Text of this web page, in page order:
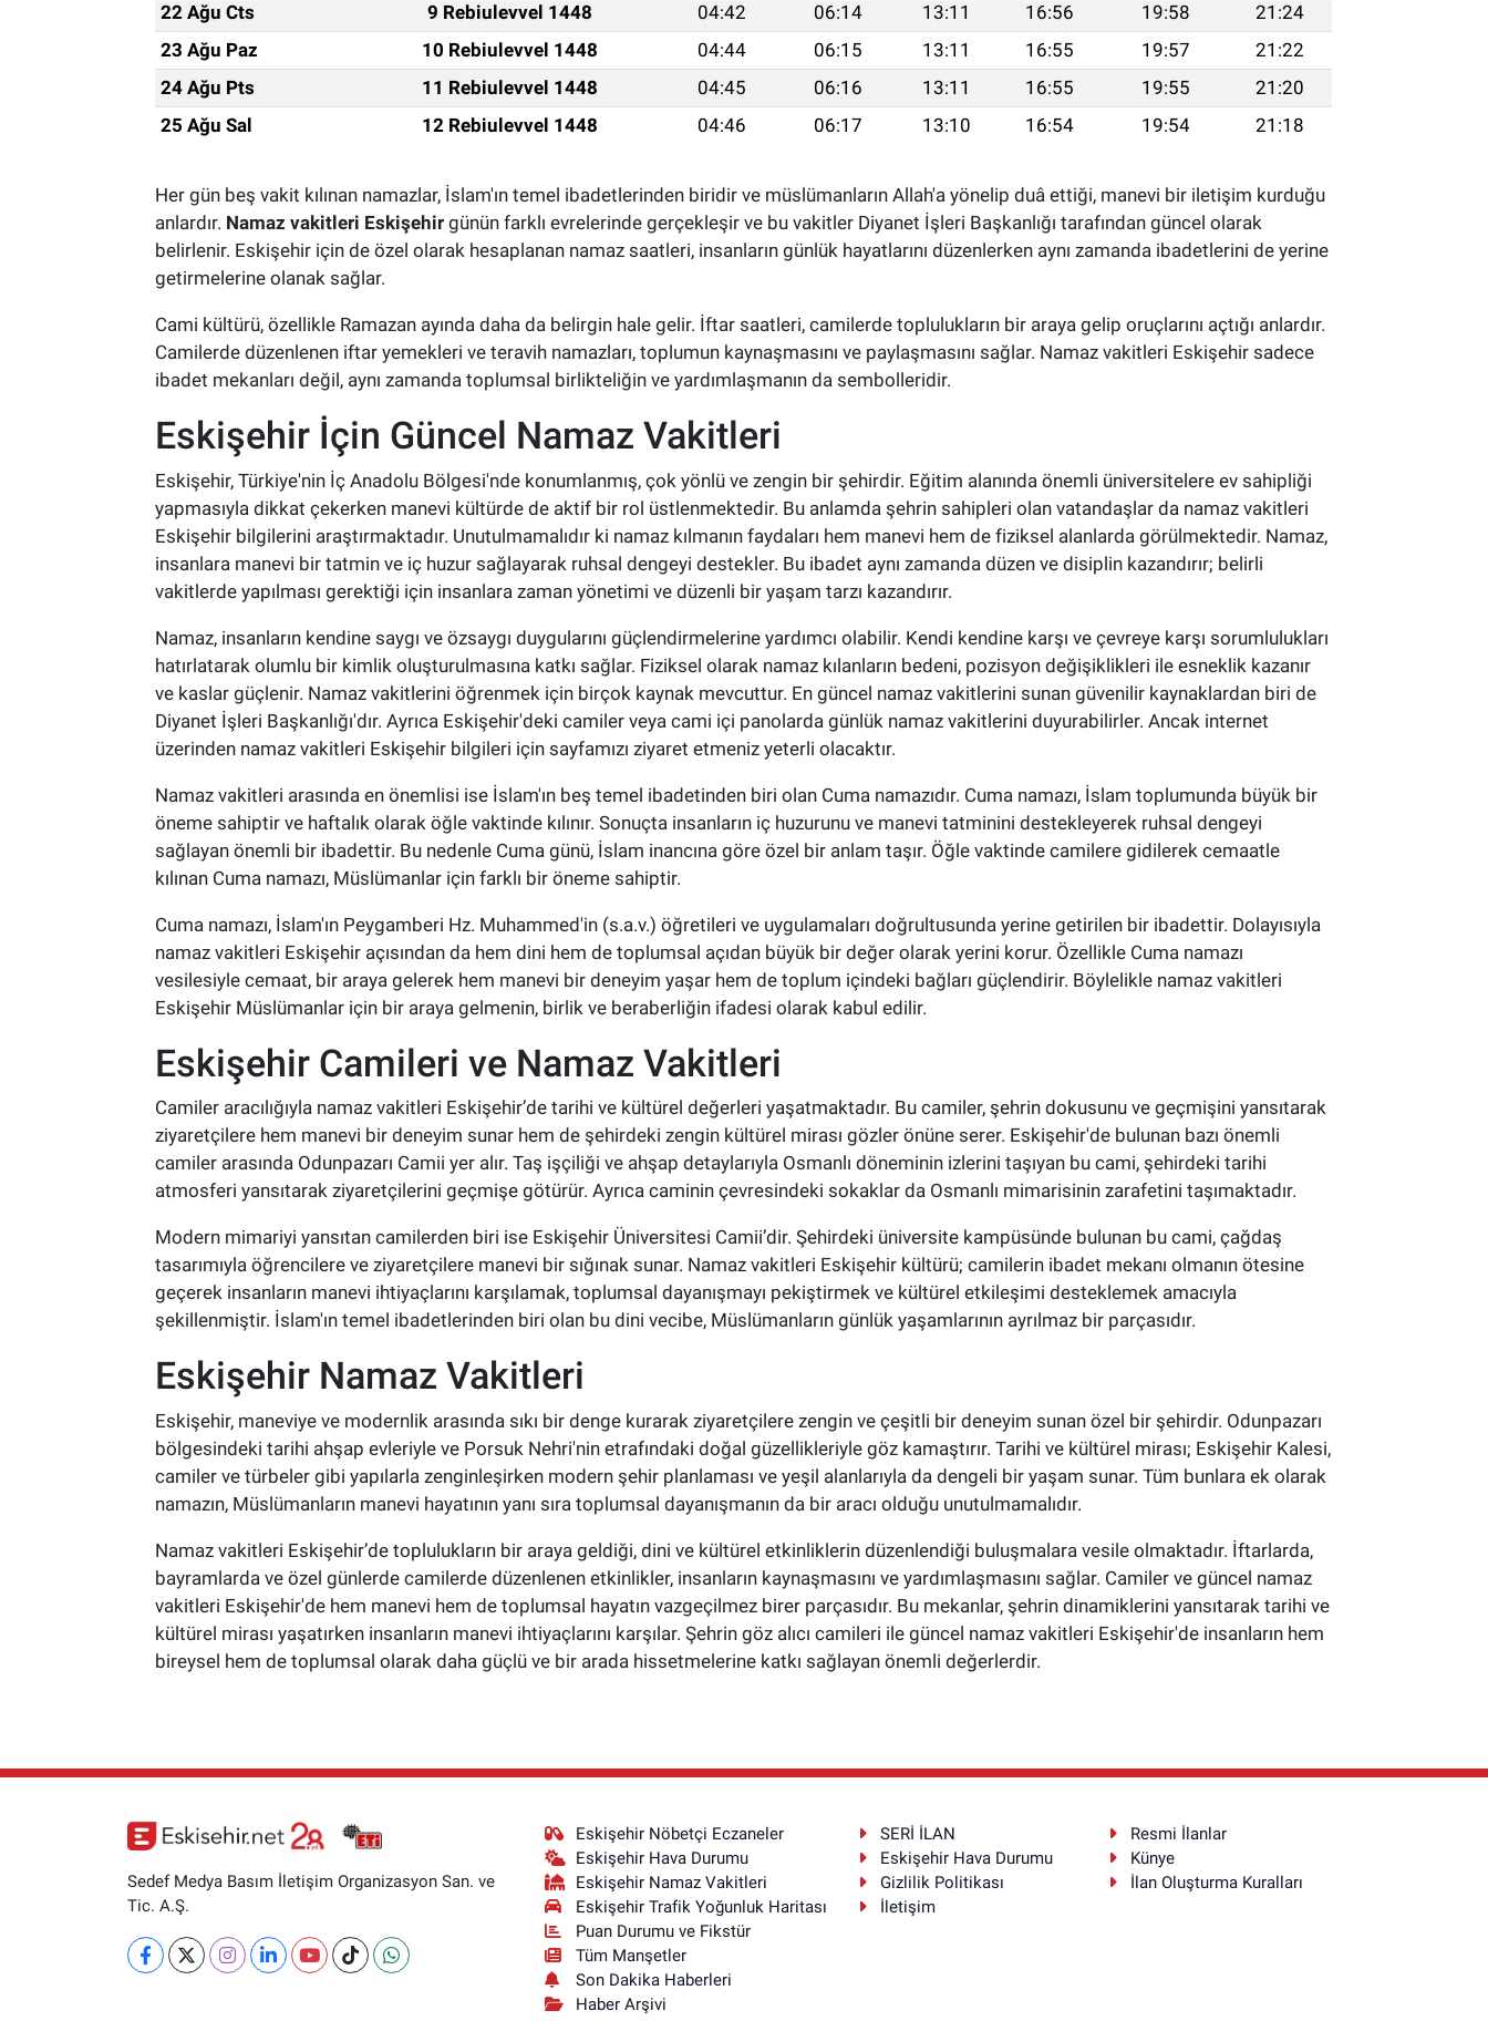
22 Ağu Cts
9 Rebiulevvel 1448 04:42 06:14 13:11 16:56 19:58
21:24
23 Ağu Paz
10 Rebiulevvel 1448 04:44 06:15 13:11 16:55 19:57
21:22
24 Ağu Pts
11 Rebiulevvel 1448 04:45 06:16 13:11 16:55 19:55
21:20
25 Ağu Sal
12 Rebiulevvel 1448 04:46 06:17 13:10 16:54 19:54 21:18
Her gün beş vakit kılınan namazlar, İslam'ın temel ibadetlerinden biridir ve müslümanların Allah'a yönelip duâ ettiği, manevi bir iletişim kurduğu
anlardır. Namaz vakitleri Eskişehir günün farklı evrelerinde gerçekleşir ve bu vakitler Diyanet İşleri Başkanlığı tarafından güncel olarak
belirlenir. Eskişehir için de özel olarak hesaplanan namaz saatleri, insanların günlük hayatlarını düzenlerken aynı zamanda ibadetlerini de yerine
getirmelerine olanak sağlar.
Cami kültürü, özellikle Ramazan ayında daha da belirgin hale gelir. İftar saatleri, camilerde toplulukların bir araya gelip oruçlarını açtığı anlardır.
Camilerde düzenlenen iftar yemekleri ve teravih namazları, toplumun kaynaşmasını ve paylaşmasını sağlar. Namaz vakitleri Eskişehir sadece
ibadet mekanları değil, aynı zamanda toplumsal birlikteliğin ve yardımlaşmanın da sembolleridir.
Eskişehir İçin Güncel Namaz Vakitleri
Eskişehir, Türkiye'nin İç Anadolu Bölgesi'nde konumlanmış, çok yönlü ve zengin bir şehirdir. Eğitim alanında önemli üniversitelere ev sahipliği
yapmasıyla dikkat çekerken manevi kültürde de aktif bir rol üstlenmektedir. Bu anlamda şehrin sahipleri olan vatandaşlar da namaz vakitleri
Eskişehir bilgilerini araştırmaktadır. Unutulmamalıdır ki namaz kılmanın faydaları hem manevi hem de fiziksel alanlarda görülmektedir. Namaz,
insanlara manevi bir tatmin ve iç huzur sağlayarak ruhsal dengeyi destekler. Bu ibadet aynı zamanda düzen ve disiplin kazandırır; belirli
vakitlerde yapılması gerektiği için insanlara zaman yönetimi ve düzenli bir yaşam tarzı kazandırır.
Namaz, insanların kendine saygı ve özsaygı duygularını güçlendirmelerine yardımcı olabilir. Kendi kendine karşı ve çevreye karşı sorumlulukları
hatırlatarak olumlu bir kimlik oluşturulmasına katkı sağlar. Fiziksel olarak namaz kılanların bedeni, pozisyon değişiklikleri ile esneklik kazanır
ve kaslar güçlenir. Namaz vakitlerini öğrenmek için birçok kaynak mevcuttur. En güncel namaz vakitlerini sunan güvenilir kaynaklardan biri de
Diyanet İşleri Başkanlığı'dır. Ayrıca Eskişehir'deki camiler veya cami içi panolarda günlük namaz vakitlerini duyurabilirler. Ancak internet
üzerinden namaz vakitleri Eskişehir bilgileri için sayfamızı ziyaret etmeniz yeterli olacaktır.
Namaz vakitleri arasında en önemlisi ise İslam'ın beş temel ibadetinden biri olan Cuma namazıdır. Cuma namazı, İslam toplumunda büyük bir
öneme sahiptir ve haftalık olarak öğle vaktinde kılınır. Sonuçta insanların iç huzurunu ve manevi tatminini destekleyerek ruhsal dengeyi
sağlayan önemli bir ibadettir. Bu nedenle Cuma günü, İslam inancına göre özel bir anlam taşır. Öğle vaktinde camilere gidilerek cemaatle
kılınan Cuma namazı, Müslümanlar için farklı bir öneme sahiptir.
Cuma namazı, İslam'ın Peygamberi Hz. Muhammed'in (s.a.v.) öğretileri ve uygulamaları doğrultusunda yerine getirilen bir ibadettir. Dolayısıyla
namaz vakitleri Eskişehir açısından da hem dini hem de toplumsal açıdan büyük bir değer olarak yerini korur. Özellikle Cuma namazı
vesilesiyle cemaat, bir araya gelerek hem manevi bir deneyim yaşar hem de toplum içindeki bağları güçlendirir. Böylelikle namaz vakitleri
Eskişehir Müslümanlar için bir araya gelmenin, birlik ve beraberliğin ifadesi olarak kabul edilir.
Eskişehir Camileri ve Namaz Vakitleri
Camiler aracılığıyla namaz vakitleri Eskişehir’de tarihi ve kültürel değerleri yaşatmaktadır. Bu camiler, şehrin dokusunu ve geçmişini yansıtarak
ziyaretçilere hem manevi bir deneyim sunar hem de şehirdeki zengin kültürel mirası gözler önüne serer. Eskişehir'de bulunan bazı önemli
camiler arasında Odunpazarı Camii yer alır. Taş işçiliği ve ahşap detaylarıyla Osmanlı döneminin izlerini taşıyan bu cami, şehirdeki tarihi
atmosferi yansıtarak ziyaretçilerini geçmişe götürür. Ayrıca caminin çevresindeki sokaklar da Osmanlı mimarisinin zarafetini taşımaktadır.
Modern mimariyi yansıtan camilerden biri ise Eskişehir Üniversitesi Camii’dir. Şehirdeki üniversite kampüsünde bulunan bu cami, çağdaş
tasarımıyla öğrencilere ve ziyaretçilere manevi bir sığınak sunar. Namaz vakitleri Eskişehir kültürü; camilerin ibadet mekanı olmanın ötesine
geçerek insanların manevi ihtiyaçlarını karşılamak, toplumsal dayanışmayı pekiştirmek ve kültürel etkileşimi desteklemek amacıyla
şekillenmiştir. İslam'ın temel ibadetlerinden biri olan bu dini vecibe, Müslümanların günlük yaşamlarının ayrılmaz bir parçasıdır.
Eskişehir Namaz Vakitleri
Eskişehir, maneviye ve modernlik arasında sıkı bir denge kurarak ziyaretçilere zengin ve çeşitli bir deneyim sunan özel bir şehirdir. Odunpazarı
bölgesindeki tarihi ahşap evleriyle ve Porsuk Nehri'nin etrafındaki doğal güzellikleriyle göz kamaştırır. Tarihi ve kültürel mirası; Eskişehir Kalesi,
camiler ve türbeler gibi yapılarla zenginleşirken modern şehir planlaması ve yeşil alanlarıyla da dengeli bir yaşam sunar. Tüm bunlara ek olarak
namazın, Müslümanların manevi hayatının yanı sıra toplumsal dayanışmanın da bir aracı olduğu unutulmamalıdır.
Namaz vakitleri Eskişehir’de toplulukların bir araya geldiği, dini ve kültürel etkinliklerin düzenlendiği buluşmalara vesile olmaktadır. İftarlarda,
bayramlarda ve özel günlerde camilerde düzenlenen etkinlikler, insanların kaynaşmasını ve yardımlaşmasını sağlar. Camiler ve güncel namaz
vakitleri Eskişehir'de hem manevi hem de toplumsal hayatın vazgeçilmez birer parçasıdır. Bu mekanlar, şehrin dinamiklerini yansıtarak tarihi ve
kültürel mirası yaşatırken insanların manevi ihtiyaçlarını karşılar. Şehrin göz alıcı camileri ile güncel namaz vakitleri Eskişehir'de insanların hem
bireysel hem de toplumsal olarak daha güçlü ve bir arada hissetmelerine katkı sağlayan önemli değerlerdir.
Sedef Medya Basım İletişim Organizasyon San. ve
Tic. A.Ş.
Eskişehir Nöbetçi Eczaneler
Eskişehir Hava Durumu
Eskişehir Namaz Vakitleri
Eskişehir Trafik Yoğunluk Haritası
Puan Durumu ve Fikstür
Tüm Manşetler
Son Dakika Haberleri
Haber Arşivi
SERİ İLAN
Resmi İlanlar
Eskişehir Hava Durumu
Künye
Gizlilik Politikası
İlan Oluşturma Kuralları
İletişim